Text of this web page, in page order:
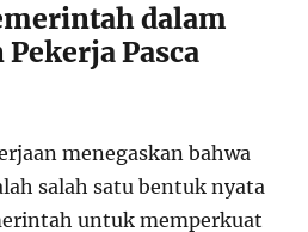
dalam
Pasca
menegaskan bahwa
salah satu bentuk nyata
untuk memperkuat